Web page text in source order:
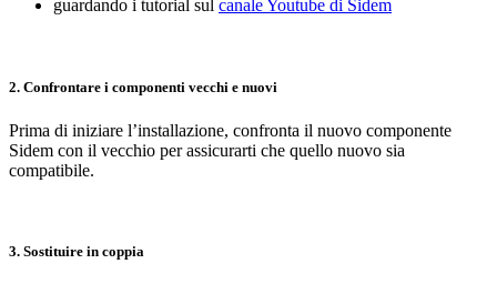
guardando i tutorial sul canale Youtube di Sidem
2. Confrontare i componenti vecchi e nuovi
Prima di iniziare l’installazione, confronta il nuovo componente
Sidem con il vecchio per assicurarti che quello nuovo sia
compatibile.
3. Sostituire in coppia